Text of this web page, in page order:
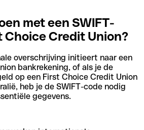
met een SWIFT-
Choice Credit Union?
overschrijving initieert naar een
bankrekening, of als je de
op een First Choice Credit Union
heb je de SWIFT-code nodig
gegevens.